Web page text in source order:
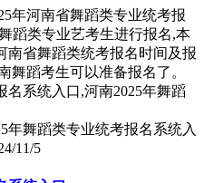
年河南省舞蹈类专业统考报
蹈类专业艺考生进行报名,本
南省舞蹈类统考报名时间及报
舞蹈考生可以准备报名了。
年舞蹈类专业统考报名系统入
11/5